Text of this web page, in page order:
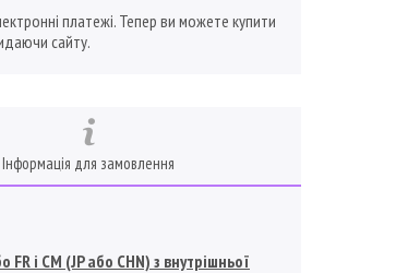
платежі. Тепер ви можете купити
сайту.
Інформація для замовлення
і СМ (JP або CHN) з внутрішньої